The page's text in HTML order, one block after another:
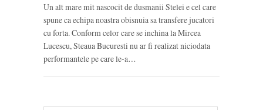
Un alt mare mit nascocit de dusmanii Stelei e cel care
spune ca echipa noastra obisnuia sa transfere jucatori
cu forta. Conform celor care se inchina la Mircea
Lucescu, Steaua Bucuresti nu ar fi realizat niciodata
performantele pe care le-a…